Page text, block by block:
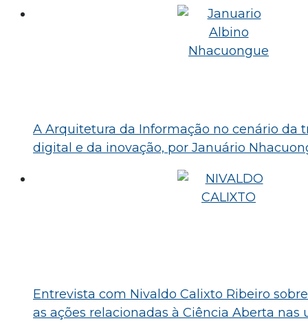
A Arquitetura da Informação no cenário da
digital e da inovação, por Januário
Entrevista com Nivaldo Calixto Ribeiro
as ações relacionadas à Ciência Aberta nas